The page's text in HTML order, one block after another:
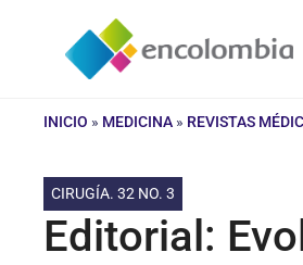
contenido
INICIO » MEDICINA » REVISTAS
CIRUGÍA. 32 NO. 3
Editorial: